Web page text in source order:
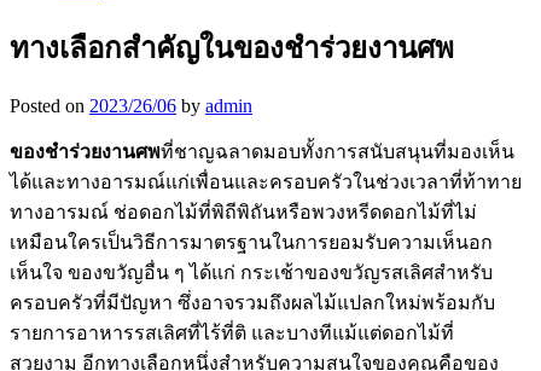
ทางเลือกสำคัญในของชำร่วยงานศพ
Posted on 2023/26/06 by admin
ของชำร่วยงานศพที่ชาญฉลาดมอบทั้งการสนับสนุนที่มองเห็น
ได้และทางอารมณ์แก่เพื่อนและครอบครัวในช่วงเวลาที่ท้าทาย
ทางอารมณ์ ช่อดอกไม้ที่พิถีพิถันหรือพวงหรีดดอกไม้ที่ไม่
เหมือนใครเป็นวิธีการมาตรฐานในการยอมรับความเห็นอก
เห็นใจ ของขวัญอื่น ๆ ได้แก่ กระเช้าของขวัญรสเลิศสำหรับ
ครอบครัวที่มีปัญหา ซึ่งอาจรวมถึงผลไม้แปลกใหม่พร้อมกับ
รายการอาหารรสเลิศที่ไร้ที่ติ และบางทีแม้แต่ดอกไม้ที่
สวยงาม อีกทางเลือกหนึ่งสำหรับความสนใจของคุณคือของ